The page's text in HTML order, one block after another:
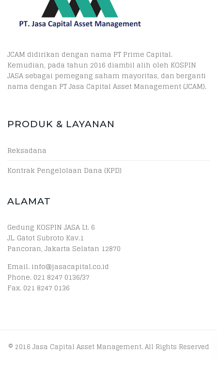
JCAM didirikan dengan nama PT Prime Capital.
Kemudian, pada tahun 2016 diambil alih oleh KOSPIN
JASA sebagai pemegang saham mayoritas, dan berganti
nama dengan PT Jasa Capital Asset Management (JCAM).
PRODUK & LAYANAN
Reksadana
Kontrak Pengelolaan Dana (KPD)
ALAMAT
Gedung KOSPIN JASA Lt. 6
JL. Gatot Subroto Kav.1
Pancoran, Jakarta Selatan 12870
Email. info@jasacapital.co.id
Phone. 021 8247 0136/37
Fax. 021 8247 0136
© 2016 Jasa Capital Asset Management. All Rights Reserved